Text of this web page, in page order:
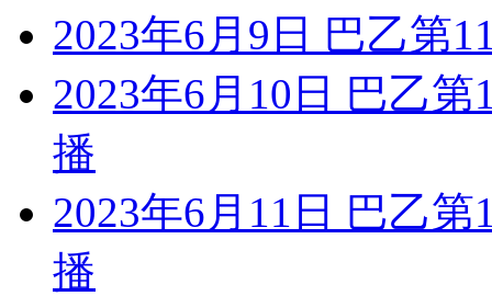
2023年6月9日 巴乙第
2023年6月10日 巴乙
播
2023年6月11日 巴乙
播